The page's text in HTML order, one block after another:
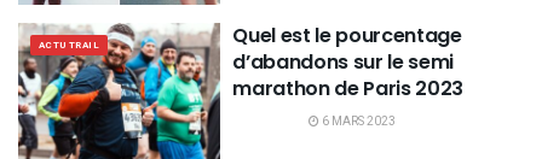
ACTU TRAIL
Quel est le pourcentage
d’abandons sur le semi
marathon de Paris 2023
6 MARS 2023